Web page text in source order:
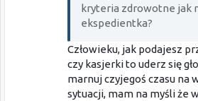
kryteria zdrowotne jak
ekspedientka?
Człowieku, jak podajesz
czy kasjerki to uderz się
marnuj czyjegoś czasu na
sytuacji, mam na myśli że